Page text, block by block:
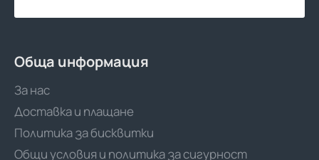
Обща информация
За нас
Доставка и плащане
Политика за бисквитки
Общи условия и политика за сигурност